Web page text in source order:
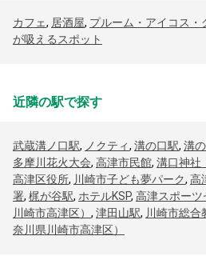
カフェ, 居酒屋, プルーム・アイコス・
が吸えるスポット
近隣の駅で探す
武蔵溝ノ口駅, ノクティ, 溝の口駅, 溝
多摩川花火大会, 高津市民館, 溝口神社
高津区役所, 川崎市子ども夢パーク, 高
署, 梶が谷駅, ホテルKSP, 高津スポーツ
川崎市高津区） , 津田山駅, 川崎市総合
奈川県川崎市高津区）